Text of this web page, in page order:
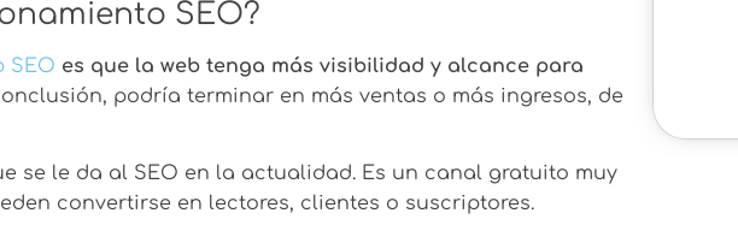
SEO?
SEO es que la web tenga más visibilidad y alcance para
podría terminar en más ventas o más ingresos, de
se le da al SEO en la actualidad. Es un canal gratuito muy
convertirse en lectores, clientes o suscriptores.